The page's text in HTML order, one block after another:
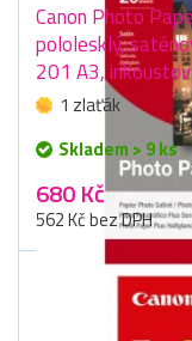
Canon Photo
pololesklý,
201 A3,
1 zlaťák
Skladem > 9 ks
680 Kč
562 Kč bez DPH